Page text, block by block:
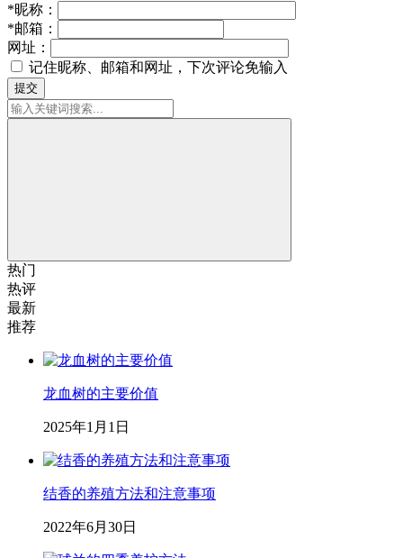
*昵称：
*邮箱：
网址：
记住昵称、邮箱和网址，下次评论免输入
提交
热门
热评
最新
推荐
龙血树的主要价值
2025年1月1日
结香的养殖方法和注意事项
2022年6月30日